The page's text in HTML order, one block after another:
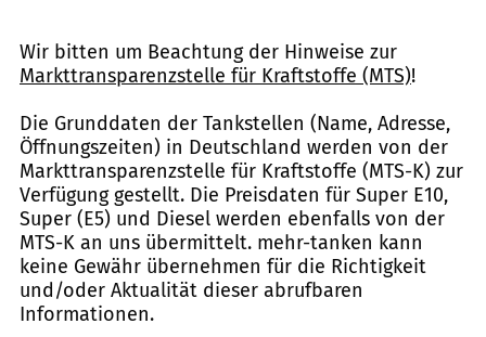
Wir bitten um Beachtung der Hinweise zur
Markttransparenzstelle für Kraftstoffe (MTS)!
Die Grunddaten der Tankstellen (Name, Adresse,
Öffnungszeiten) in Deutschland werden von der
Markttransparenzstelle für Kraftstoffe (MTS-K) zur
Verfügung gestellt. Die Preisdaten für Super E10,
Super (E5) und Diesel werden ebenfalls von der
MTS-K an uns übermittelt. mehr-tanken kann
keine Gewähr übernehmen für die Richtigkeit
und/oder Aktualität dieser abrufbaren
Informationen.